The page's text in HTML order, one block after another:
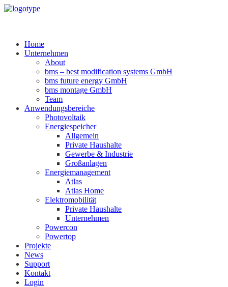
Home
Unternehmen
About
bms – best modification systems GmbH
bms future energy GmbH
bms montage GmbH
Team
Anwendungsbereiche
Photovoltaik
Energiespeicher
Allgemein
Private Haushalte
Gewerbe & Industrie
Großanlagen
Energiemanagement
Atlas
Atlas Home
Elektromobilität
Private Haushalte
Unternehmen
Powercon
Powertop
Projekte
News
Support
Kontakt
Login